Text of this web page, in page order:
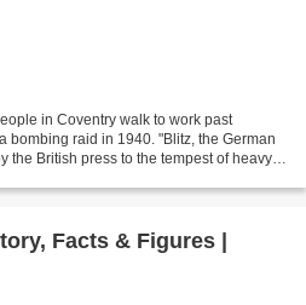
in Coventry walk to work past
bombing raid in 1940. "Blitz, the German
the British press to the tempest of heavy
Facts & Figures |